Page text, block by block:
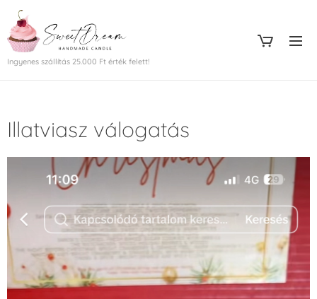
Ingyenes szállítás 25.000 Ft érték felett!
Illatviasz válogatás